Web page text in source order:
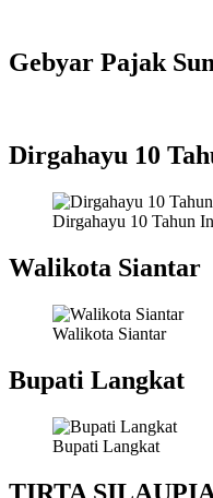
Gebyar Pajak
Dirgahayu 10
Dirgahayu 10 Tahun
Walikota Siantar
Walikota Siantar
Bupati Langkat
Bupati Langkat
TIRTA